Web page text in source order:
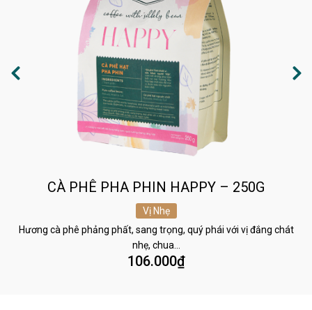
CÀ PHÊ PHA PHIN HAPPY – 250G
Vị Nhẹ
Hương cà phê phảng phất, sang trọng, quý phái với vị đắng chát
nhẹ, chua…
106.000₫